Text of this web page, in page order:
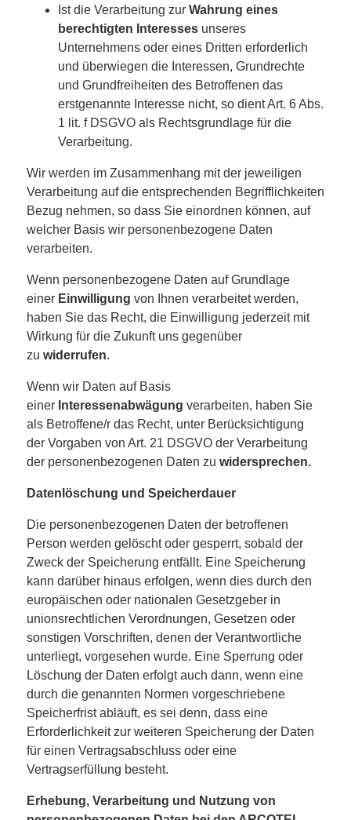
Ist die Verarbeitung zur Wahrung eines
berechtigten Interessesunseres
Unternehmens oder eines Dritten erforderlich
und überwiegen die Interessen, Grundrechte
und Grundfreiheiten des Betroffenen das
erstgenannte Interesse nicht, so dient Art. 6 Abs.
1 lit. f DSGVO als Rechtsgrundlage für die
Verarbeitung.
Wir werden im Zusammenhang mit der jeweiligen
Verarbeitung auf die entsprechenden Begrifflichkeiten
Bezug nehmen, so dass Sie einordnen können, auf
welcher Basis wir personenbezogene Daten
verarbeiten.
Wenn personenbezogene Daten auf Grundlage
einer Einwilligung von Ihnen verarbeitet werden,
haben Sie das Recht, die Einwilligung jederzeit mit
Wirkung für die Zukunft uns gegenüber
zu widerrufen.
Wenn wir Daten auf Basis
einer Interessenabwägung verarbeiten, haben Sie
als Betroffene/r das Recht, unter Berücksichtigung
der Vorgaben von Art. 21 DSGVO der Verarbeitung
der personenbezogenen Daten zu widersprechen.
Datenlöschung und Speicherdauer
Die personenbezogenen Daten der betroffenen
Person werden gelöscht oder gesperrt, sobald der
Zweck der Speicherung entfällt. Eine Speicherung
kann darüber hinaus erfolgen, wenn dies durch den
europäischen oder nationalen Gesetzgeber in
unionsrechtlichen Verordnungen, Gesetzen oder
sonstigen Vorschriften, denen der Verantwortliche
unterliegt, vorgesehen wurde. Eine Sperrung oder
Löschung der Daten erfolgt auch dann, wenn eine
durch die genannten Normen vorgeschriebene
Speicherfrist abläuft, es sei denn, dass eine
Erforderlichkeit zur weiteren Speicherung der Daten
für einen Vertragsabschluss oder eine
Vertragserfüllung besteht.
Erhebung, Verarbeitung und Nutzung von